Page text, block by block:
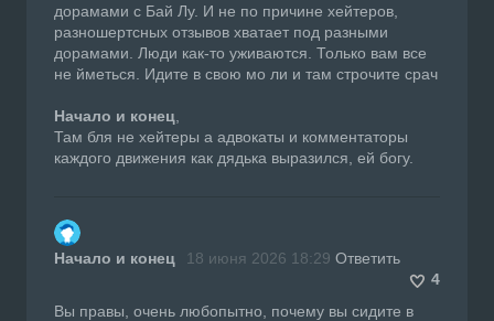
дорамами с Бай Лу. И не по причине хейтеров,
разношертсных отзывов хватает под разными
дорамами. Люди как-то уживаются. Только вам все
не йметься. Идите в свою мо ли и там строчите срач
Начало и конец
Там бля не хейтеры а адвокаты и комментаторы
каждого движения как дядька выразился, ей богу.
Начало и конец 18 июня 2026 18:29 Ответить
4
Вы правы, очень любопытно, почему вы сидите в